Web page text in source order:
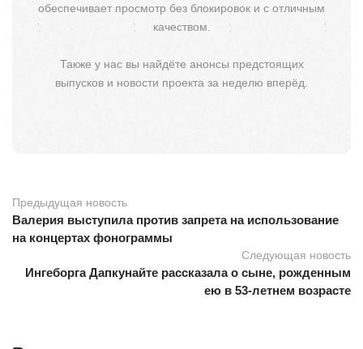
обеспечивает просмотр без блокировок и с отличным
качеством.
Также у нас вы найдёте анонсы предстоящих
выпусков и новости проекта за неделю вперёд.
Предыдущая новость
Валерия выступила против запрета на использование
на концертах фонограммы
Следующая новость
Ингеборга Дапкунайте рассказала о сыне, рожденным
ею в 53-летнем возрасте